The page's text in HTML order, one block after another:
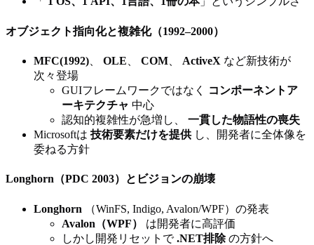
オブジェクト指向化と複雑化（1992–2000）
MFC(1992) OLE COM ActiveX など新技術が
次々登場
GUIフレームワークではなく
コンポーネントア
ーキテクチャ 中心
認知的複雑性が急増し、 一貫した物語性の喪失
Microsoftは 技術要素だけを提供し、開発者に全体像を
委ねる方針
Longhorn（PDC 2003）とビジョンの崩壊
Longhorn （WinFS, Indigo, Avalon/WPF）の発表
Avalon（WPF）
は開発者に高評価
しかし開発リセットで.NET排除の方針へ